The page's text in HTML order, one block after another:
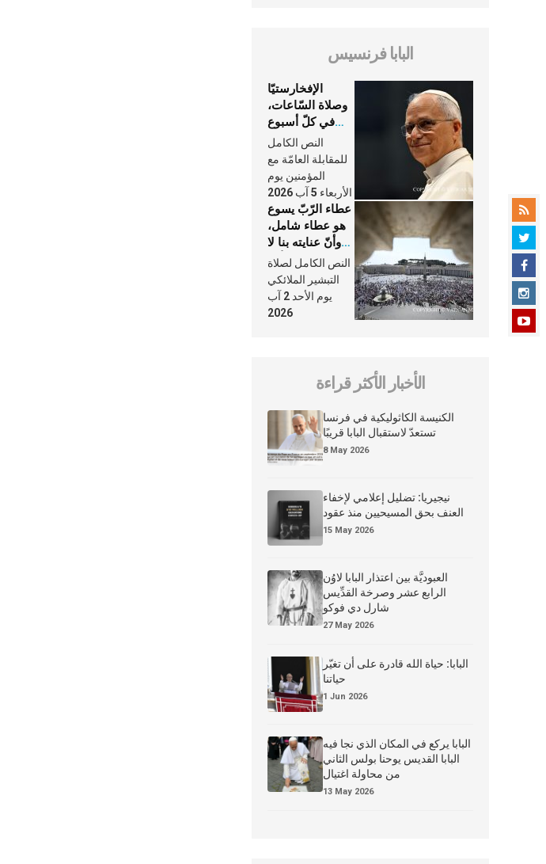
البابا فرنسيس
الإفخارستيّا
وصلاة السّاعات،
في كلّ أسبوع
وكلّ يوم، هما
النَّفَس في حياة
الكنيسة
النص الكامل
للمقابلة العامّة مع
المؤمنين يوم
الأربعاء 5 آب 2026
عطاء الرّبّ يسوع
هو عطاء شامل،
وأنّ عنايته بنا لا
تغيب عنّا أبدًا
النص الكامل لصلاة
التبشير الملائكي
يوم الأحد 2 آب
2026
الأخبار الأكثر قراءة
الكنيسة الكاثوليكية في فرنسا
تستعدّ لاستقبال البابا قريبًا
8 May 2026
نيجيريا: تضليل إعلامي لإخفاء
العنف بحق المسيحيين منذ عقود
15 May 2026
العبوديَّة بين اعتذار البابا لاوُن
الرابع عشر وصرخة القدِّيس
شارل دي فوكو
27 May 2026
البابا: حياة الله قادرة على أن تغيّر
حياتنا
1 Jun 2026
البابا يركع في المكان الذي نجا فيه
البابا القديس يوحنا بولس الثاني
من محاولة اغتيال
13 May 2026